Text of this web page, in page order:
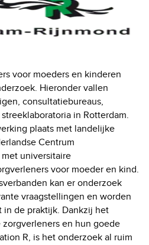
voor moeders en kinderen
Hieronder vallen
consultatiebureaus,
in Rotterdam.
plaats met landelijke
Centrum
universitaire
voor moeder en kind.
kan er onderzoek
vraagstellingen en worden
de praktijk. Dankzij het
en hun goede
R, is het onderzoek al ruim